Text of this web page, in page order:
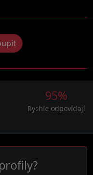
95%
Rychle odpovídají